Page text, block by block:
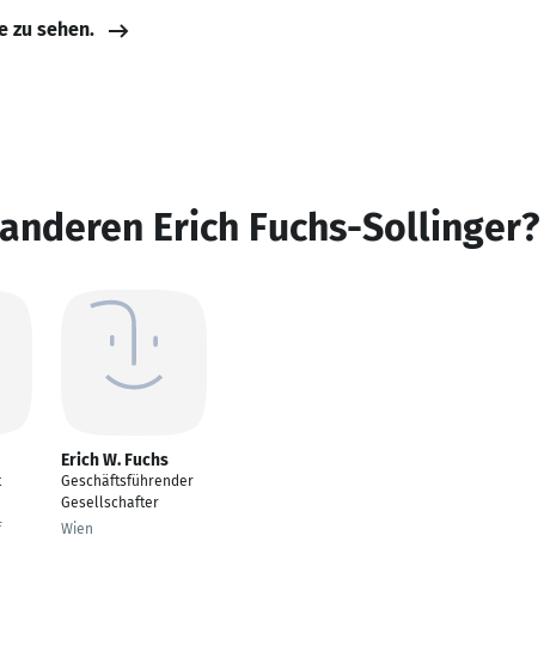
zu sehen.
Erich Fuchs-Sollinger?
Erich W. Fuchs
Geschäftsführender
Gesellschafter
Wien